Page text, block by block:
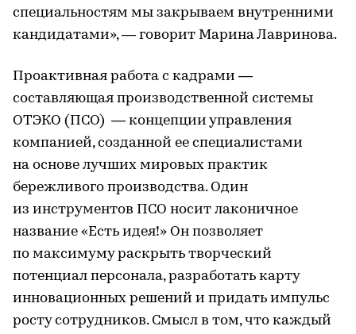
специальностям мы закрываем внутренними
кандидатами», — говорит Марина Лавринова.
Проактивная работа с кадрами —
составляющая производственной системы
ОТЭКО (ПСО) — концепции управления
компанией, созданной ее специалистами
на основе лучших мировых практик
бережливого производства. Один
из инструментов ПСО носит лаконичное
название «Есть идея!» Он позволяет
по максимуму раскрыть творческий
потенциал персонала, разработать карту
инновационных решений и придать импульс
росту сотрудников. Смысл в том, что каждый